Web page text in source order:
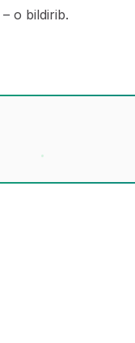
o bildirib.